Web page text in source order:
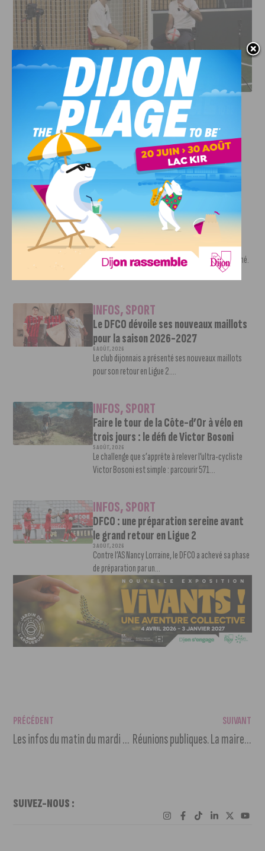
DFCO : RENCONTRE AVEC PIERRE-HENRI DEBALLON,
L’ARTISAN DE LA MONTÉE EN LIGUE 2
INFOS,SPORT
DFCO : Rencontre avec Pierre-Henri
Deballon, l’artisan de la montée en
Ligue 2
7 AOÛT, 2026
Le DFCO est de retour en Ligue 2 après trois ans
d’absence. La saison...
INFOS,SPORT
Nouvelle arrivée à la JDA Basket,
Shevon Thompson est dijonnais
7 AOÛT, 2026
Le mercato estival de la JDA n’est pas encore terminé.
Une nouvelle recrue vient...
INFOS,SPORT
Le DFCO dévoile ses nouveaux maillots
pour la saison 2026-2027
6 AOÛT, 2026
Le club dijonnais a présenté ses nouveaux maillots
pour son retour en Ligue 2....
INFOS,SPORT
Faire le tour de la Côte-d’Or à vélo en
trois jours : le défi de Victor Bosoni
5 AOÛT, 2026
Le challenge que s’apprête à relever l’ultra-cycliste
Victor Bosoni est simple : parcourir 571...
INFOS,SPORT
DFCO : une préparation sereine avant
le grand retour en Ligue 2
3 AOÛT, 2026
Contre l’AS Nancy Lorraine, le DFCO a achevé sa phase
de préparation par un...
PRÉCÉDENT
Les infos du matin du mardi 4 février 2025
SUIVANT
Réunions publiques. La maire de Dijon présente un budget 2025 « responsable et ambitieux » aux Dijonnais
SUIVEZ-NOUS :